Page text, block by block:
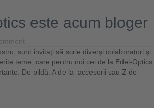
este acum bloger
sunt invitaţi să scrie diverşi colaboratori şi
teme, care pentru noi cei de la Edel-Optics
De pildă: A de la accesorii sau Z de